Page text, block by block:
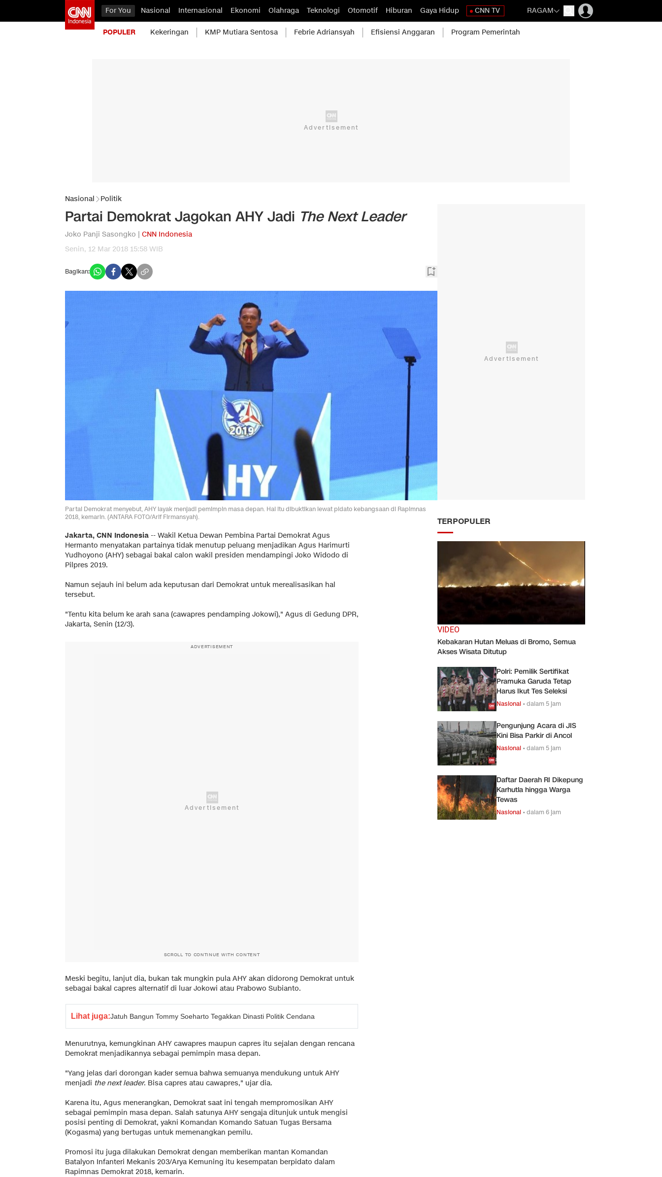
For You Nasional Internasional Ekonomi Olahraga Teknologi Otomotif Hiburan Gaya Hidup CNN TV RAGAM
POPULER Kekeringan KMP Mutiara Sentosa Febrie Adriansyah Efisiensi Anggaran Program Pemerintah
Nasional Politik
Partai Demokrat Jagokan AHY Jadi The Next Leader
Joko Panji Sasongko | CNN Indonesia
Senin, 12 Mar 2018 15:58 WIB
Bagikan:
Partai Demokrat menyebut, AHY layak menjadi pemimpin masa depan. Hal itu dibuktikan lewat pidato kebangsaan di Rapimnas
2018, kemarin. (ANTARA FOTO/Arif Firmansyah).
Jakarta, CNN Indonesia -- Wakil Ketua Dewan Pembina Partai Demokrat Agus
Hermanto menyatakan partainya tidak menutup peluang menjadikan Agus Harimurti
Yudhoyono (AHY) sebagai bakal calon wakil presiden mendampingi Joko Widodo di
Pilpres 2019.
Namun sejauh ini belum ada keputusan dari Demokrat untuk merealisasikan hal
tersebut.
"Tentu kita belum ke arah sana (cawapres pendamping Jokowi)," Agus di Gedung DPR,
Jakarta, Senin (12/3).
ADVERTISEMENT
SCROLL TO CONTINUE WITH CONTENT
Meski begitu, lanjut dia, bukan tak mungkin pula AHY akan didorong Demokrat untuk
sebagai bakal capres alternatif di luar Jokowi atau Prabowo Subianto.
Lihat juga:Jatuh Bangun Tommy Soeharto Tegakkan Dinasti Politik Cendana
Menurutnya, kemungkinan AHY cawapres maupun capres itu sejalan dengan rencana
Demokrat menjadikannya sebagai pemimpin masa depan.
"Yang jelas dari dorongan kader semua bahwa semuanya mendukung untuk AHY
menjadi the next leader. Bisa capres atau cawapres," ujar dia.
Karena itu, Agus menerangkan, Demokrat saat ini tengah mempromosikan AHY
sebagai pemimpin masa depan. Salah satunya AHY sengaja ditunjuk untuk mengisi
posisi penting di Demokrat, yakni Komandan Komando Satuan Tugas Bersama
(Kogasma) yang bertugas untuk memenangkan pemilu.
Promosi itu juga dilakukan Demokrat dengan memberikan mantan Komandan
Batalyon Infanteri Mekanis 203/Arya Kemuning itu kesempatan berpidato dalam
Rapimnas Demokrat 2018, kemarin.
TERPOPULER
VIDEO
Kebakaran Hutan Meluas di Bromo, Semua
Akses Wisata Ditutup
Polri: Pemilik Sertifikat
Pramuka Garuda Tetap
Harus Ikut Tes Seleksi
Nasional •dalam 5 jam
Pengunjung Acara di JIS
Kini Bisa Parkir di Ancol
Nasional •dalam 5 jam
Daftar Daerah RI Dikepung
Karhutla hingga Warga
Tewas
Nasional •dalam 6 jam